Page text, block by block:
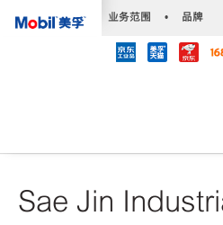
业务范围 • 品牌
Sae Jin